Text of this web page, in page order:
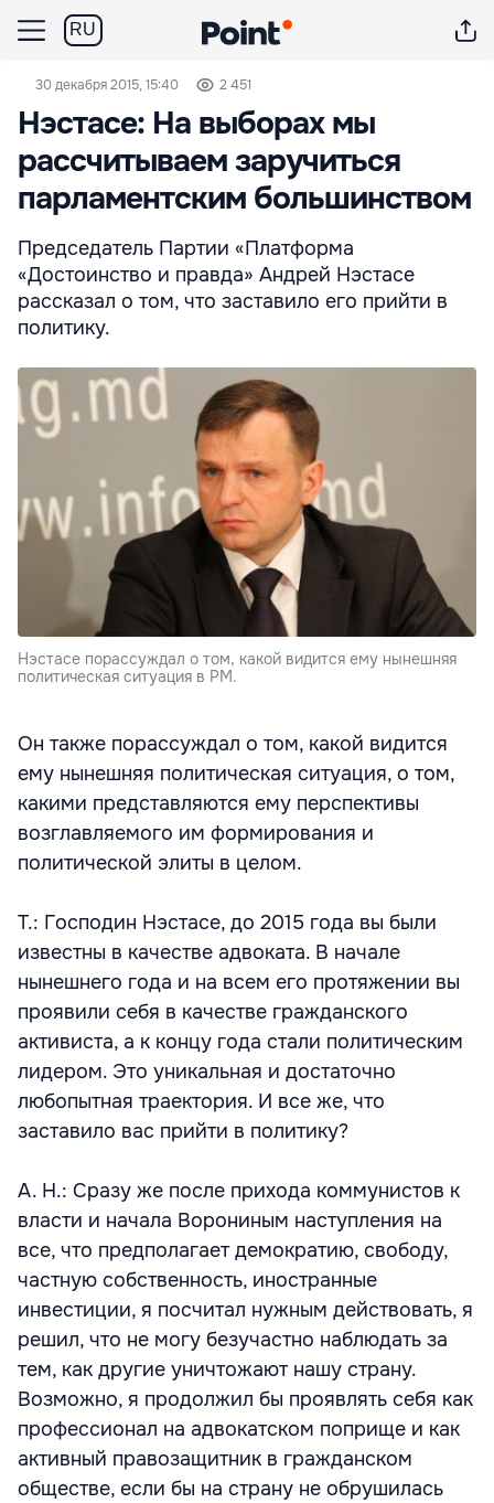
RU
30 декабря 2015, 15:40 2 451
Нэстасе: На выборах мы
рассчитываем заручиться
парламентским большинством
Председатель Партии «Платформа
«Достоинство и правда» Андрей Нэстасе
рассказал о том, что заставило его прийти в
политику.
Нэстасе порассуждал о том, какой видится ему нынешняя
политическая ситуация в РМ.
Он также порассуждал о том, какой видится
ему нынешняя политическая ситуация, о том,
какими представляются ему перспективы
возглавляемого им формирования и
политической элиты в целом.
Т.: Господин Нэстасе, до 2015 года вы были
известны в качестве адвоката. В начале
нынешнего года и на всем его протяжении вы
проявили себя в качестве гражданского
активиста, а к концу года стали политическим
лидером. Это уникальная и достаточно
любопытная траектория. И все же, что
заставило вас прийти в политику?
А. Н.: Сразу же после прихода коммунистов к
власти и начала Ворониным наступления на
все, что предполагает демократию, свободу,
частную собственность, иностранные
инвестиции, я посчитал нужным действовать, я
решил, что не могу безучастно наблюдать за
тем, как другие уничтожают нашу страну.
Возможно, я продолжил бы проявлять себя как
профессионал на адвокатском поприще и как
активный правозащитник в гражданском
обществе, если бы на страну не обрушилась